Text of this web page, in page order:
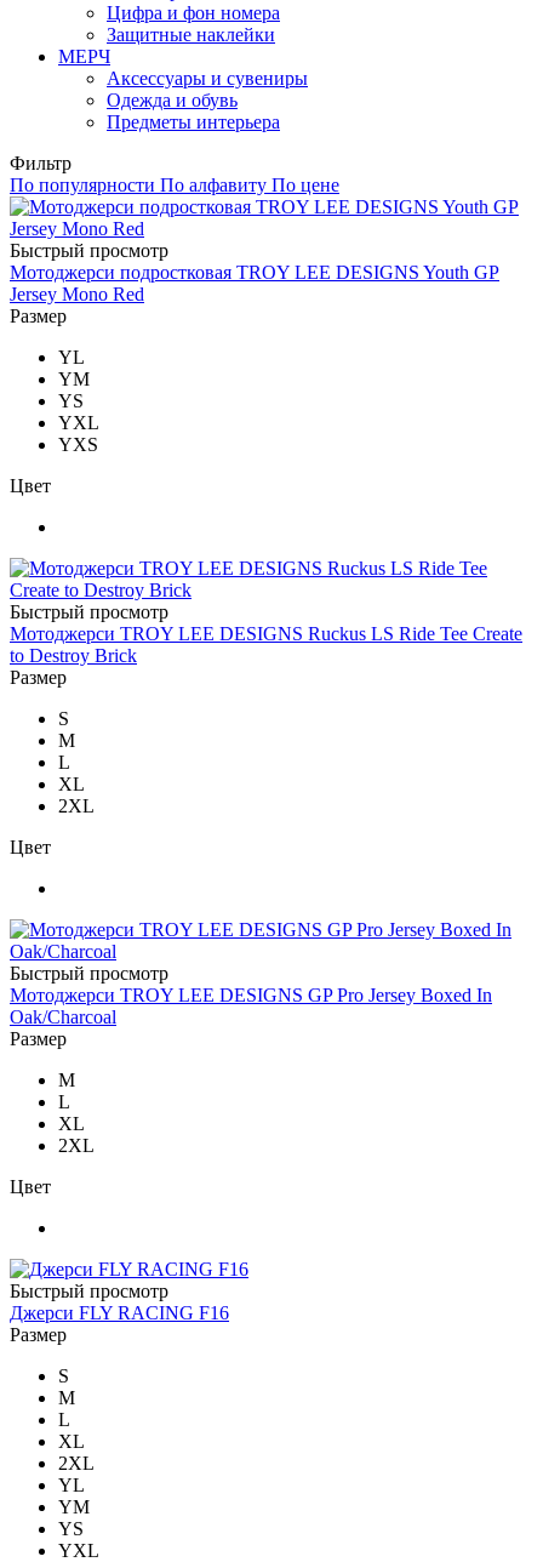
Цифра и фон номера
Защитные наклейки
МЕРЧ
Аксессуары и сувениры
Одежда и обувь
Предметы интерьера
Фильтр
По популярности По алфавиту По цене
Быстрый просмотр
Мотоджерси подростковая TROY LEE DESIGNS Youth GP
Jersey Mono Red
Размер
YL
YM
YS
YXL
YXS
Цвет
Быстрый просмотр
Мотоджерси TROY LEE DESIGNS Ruckus LS Ride Tee Create
to Destroy Brick
Размер
S
M
L
XL
2XL
Цвет
Быстрый просмотр
Мотоджерси TROY LEE DESIGNS GP Pro Jersey Boxed In
Oak/Charcoal
Размер
M
L
XL
2XL
Цвет
Быстрый просмотр
Джерси FLY RACING F16
Размер
S
M
L
XL
2XL
YL
YM
YS
YXL